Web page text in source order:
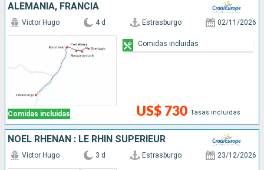
ALEMANIA, FRANCIA
Comidas incluidas
Victor Hugo 4 d Estrasburgo 02/11/2026
US$ 730 Tasas incluidas
Comidas incluidas
NOËL RHÉNAN : LE RHIN SUPÉRIEUR
Victor Hugo 3 d Estrasburgo 23/12/2026